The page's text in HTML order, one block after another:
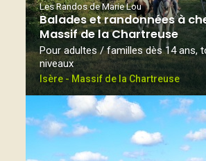
Les Randos de Marie Lou
Balades et randonnées à
Massif de la Chartreuse
Pour adultes / familles dès 14 ans,
niveaux
Isère - Massif de la Chartreuse